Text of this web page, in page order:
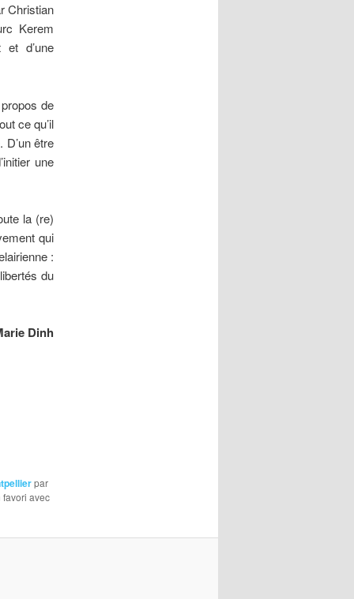
Christian
Kerem
et d’une
de
ce qu’il
être
une
la (re)
qui
:
du
Dinh
par
favori avec